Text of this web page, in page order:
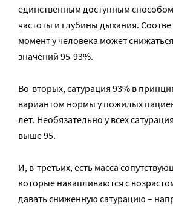
единственным доступным
частоты и глубины дыхания.
момент у человека может
значений 95-93%.
Во-вторых, сатурация 93% в
вариантом нормы у пожилых
лет. Необязательно у всех
выше 95.
И, в-третьих, есть масса
которые накапливаются с
давать сниженную сатурацию –